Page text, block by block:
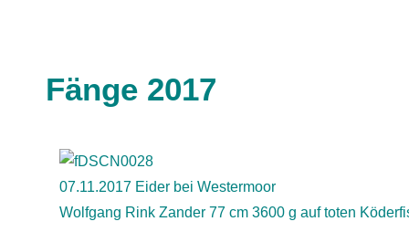
Fänge 2017
07.11.2017 Eider bei Westermoor
Wolfgang Rink Zander 77 cm 3600 g auf toten